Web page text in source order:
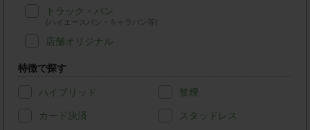
トラック・バン
(ハイエースバン・キャラバン等)
店舗オリジナル
特徴で探す
ハイブリッド 禁煙
カード決済 スタッドレス